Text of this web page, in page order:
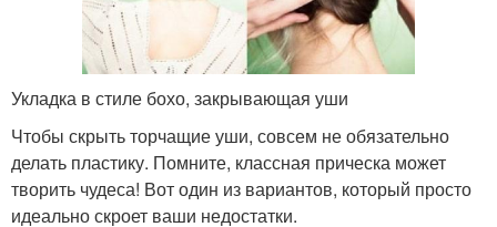
Укладка в стиле бохо, закрывающая уши
Чтобы скрыть торчащие уши, совсем не обязательно
делать пластику. Помните, классная прическа может
творить чудеса! Вот один из вариантов, который просто
идеально скроет ваши недостатки.